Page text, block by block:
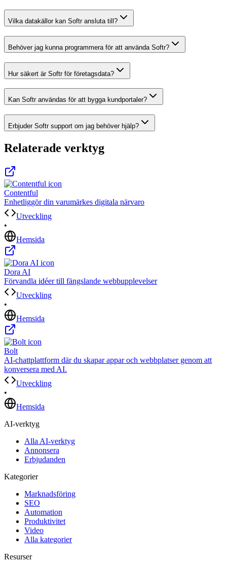
Vilka datakällor kan Softr ansluta till?
Behöver jag kunna programmera för att använda Softr?
Hur säkert är Softr för företagsdata?
Kan Softr användas för att bygga kundportaler?
Erbjuder Softr support om jag behöver hjälp?
Relaterade verktyg
Contentful
Enhetliggör din varumärkes digitala närvaro
Utveckling
•
Hemsida
Dora AI
Förvandla idéer till fängslande webbupplevelser
Utveckling
•
Hemsida
Bolt
AI-chattplattform där du skapar appar och webbplatser genom att
konversera med AI.
Utveckling
•
Hemsida
AI-verktyg
Alla AI-verktyg
Annonsera
Erbjudanden
Kategorier
Marknadsföring
SEO
Automation
Produktivitet
Video
Alla kategorier
Resurser